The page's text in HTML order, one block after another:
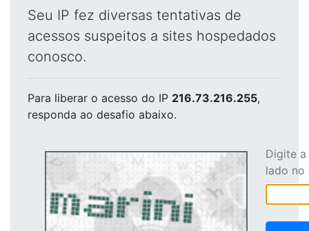
Seu IP fez diversas tentativas de
acessos suspeitos a sites hospedados
conosco.
Para liberar o acesso do IP 216.73.216.255,
responda ao desafio abaixo.
Digite
lado no